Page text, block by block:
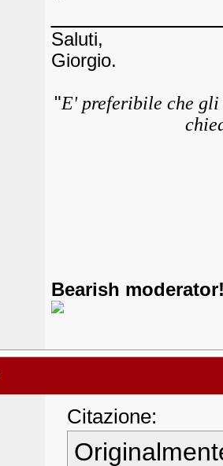
Saluti,
Giorgio.
"E' preferibile che
Bearish
Citazione: